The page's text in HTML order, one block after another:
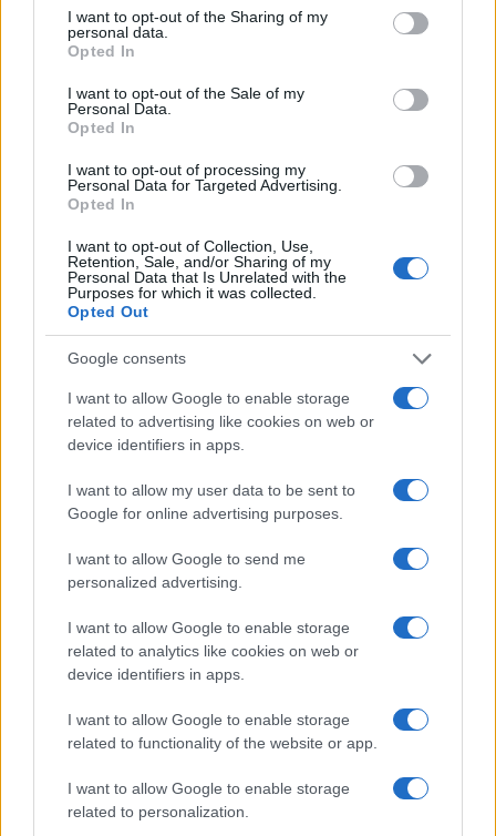
not limited to your visit or usage behaviour. You may click to
grant or deny consent to Google and its third-party tags to
use your data for below specified purposes in below Google
consent section.
I want to opt-out of the Sharing of my
personal data.
Opted In
I want to opt-out of the Sale of my
Personal Data.
Opted In
I want to opt-out of processing my
Personal Data for Targeted Advertising.
Opted In
I want to opt-out of Collection, Use,
Retention, Sale, and/or Sharing of my
Personal Data that Is Unrelated with the
Purposes for which it was collected.
Opted Out
Google consents
I want to allow Google to enable storage
related to advertising like cookies on web or
device identifiers in apps.
I want to allow my user data to be sent to
Google for online advertising purposes.
I want to allow Google to send me
personalized advertising.
I want to allow Google to enable storage
related to analytics like cookies on web or
device identifiers in apps.
I want to allow Google to enable storage
related to functionality of the website or app.
I want to allow Google to enable storage
related to personalization.
A pályamunkákat elbíráló zsűri tagjai voltak: Láposi Terka, a
Korngut–Kemény Alapítvány elnöke, Szirtes Tamás, a
Madách Színház igazgatója, Orosz Klaudia díszlet- és
művésze.
Láposi Terka arról beszélt, hihetetlenül nehéz dolga volt a
zsűrinek. Az elbírálás szempontjai között említette a
kreativitást, a megvalósítás ötletességét. Fontos volt a
játékosság, a humor, de még a címként adott név is.
Zárásként Kemény Henriket idézte: „A teremtett világon
mindenből lehet figurát alkotni, bármibe lehet életet lehelni.”
Az óvodás korcsoportban a Wesselényi Óvoda Mirjam